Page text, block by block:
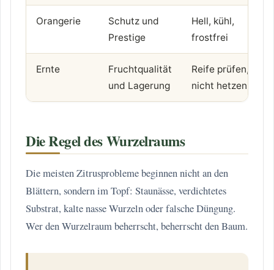
Orangerie
Schutz und
Prestige
Hell, kühl,
frostfrei
Ernte
Fruchtqualität
und Lagerung
Reife prüfen,
nicht hetzen
Die Regel des Wurzelraums
Die meisten Zitrusprobleme beginnen nicht an den
Blättern, sondern im Topf: Staunässe, verdichtetes
Substrat, kalte nasse Wurzeln oder falsche Düngung.
Wer den Wurzelraum beherrscht, beherrscht den Baum.